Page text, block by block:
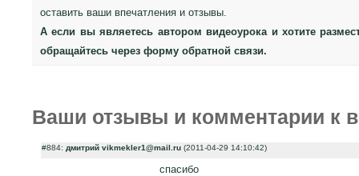
оставить ваши впечатления и отзывы.
А если вы являетесь автором видеоурока и хотите
обращайтесь через форму обратной связи.
Ваши отзывы и комментарии к
#884: дмитрий vikmekler1@mail.ru (2011-04-29 14:10:42)
cпасибо